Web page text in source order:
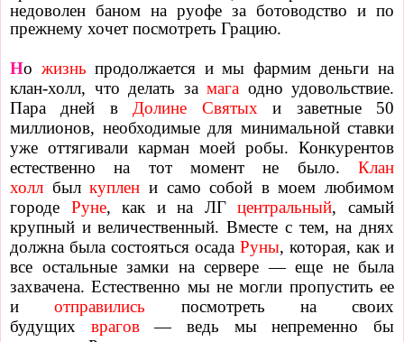
недоволен баном на руофе за ботоводство и по
прежнему хочет посмотреть Грацию.
Но жизнь продолжается и мы фармим деньги на
клан-холл, что делать за мага одно удовольствие.
Пара дней в
Долине Святых
и заветные 50
миллионов, необходимые для минимальной ставки
уже оттягивали карман моей робы. Конкурентов
естественно на тот момент не было.
Клан
холл был куплен и само собой в моем любимом
городе Руне, как и на ЛГцентральный, самый
крупный и величественный. Вместе с тем, на днях
должна была состояться осада Руны, которая, как и
все остальные замки на сервере — еще не была
захвачена. Естественно мы не могли пропустить ее
и
отправились
посмотреть на своих
будущих
врагов
— ведь мы непременно бы